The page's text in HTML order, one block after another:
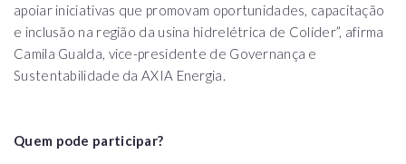
apoiar iniciativas que promovam oportunidades, capacitação
e inclusão na região da usina hidrelétrica de Colíder”, afirma
Camila Gualda, vice-presidente de Governança e
Sustentabilidade da AXIA Energia.
Quem pode participar?